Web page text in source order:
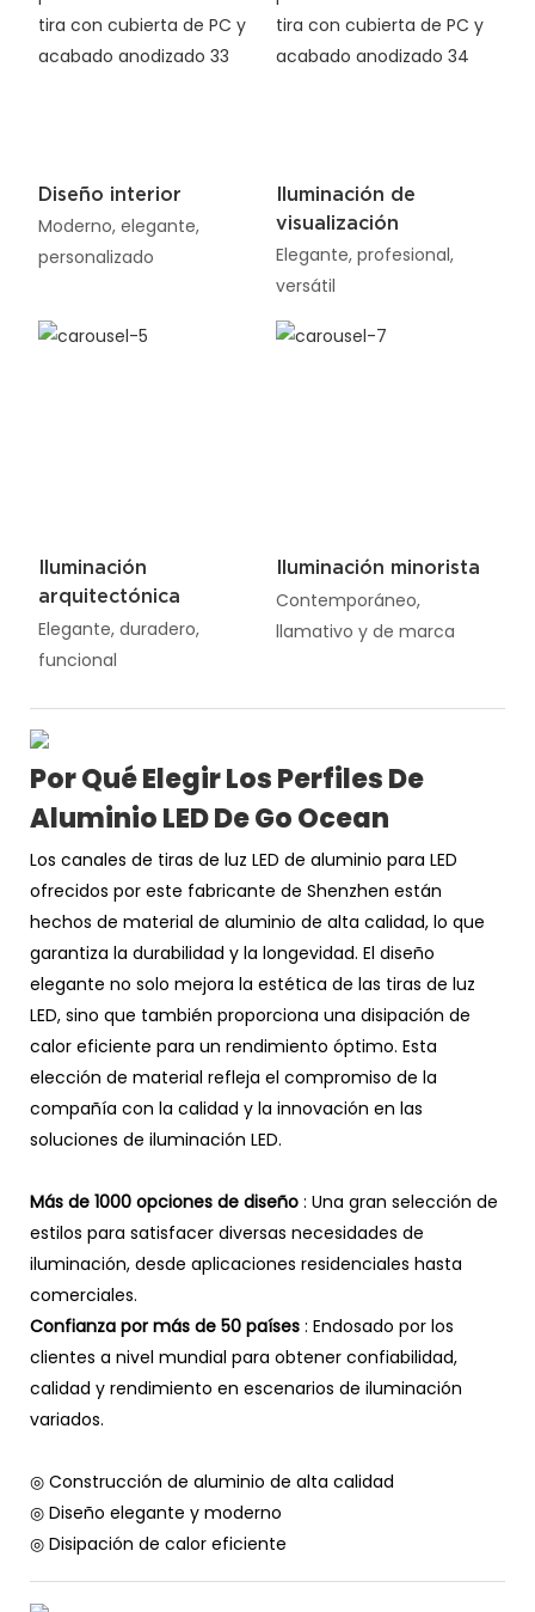
Diseño interior
Moderno, elegante,
personalizado
Iluminación de
visualización
Elegante, profesional,
versátil
Iluminación
arquitectónica
Elegante, duradero,
funcional
Iluminación minorista
Contemporáneo,
llamativo y de marca
Por Qué Elegir Los Perfiles De
Aluminio LED De Go Ocean
Los canales de tiras de luz LED de aluminio para LED
ofrecidos por este fabricante de Shenzhen están
hechos de material de aluminio de alta calidad, lo que
garantiza la durabilidad y la longevidad. El diseño
elegante no solo mejora la estética de las tiras de luz
LED, sino que también proporciona una disipación de
calor eficiente para un rendimiento óptimo. Esta
elección de material refleja el compromiso de la
compañía con la calidad y la innovación en las
soluciones de iluminación LED.
Más de 1000 opciones de diseño : Una gran selección de
estilos para satisfacer diversas necesidades de
iluminación, desde aplicaciones residenciales hasta
comerciales.
Confianza por más de 50 países : Endosado por los
clientes a nivel mundial para obtener confiabilidad,
calidad y rendimiento en escenarios de iluminación
variados.
◎ Construcción de aluminio de alta calidad
◎ Diseño elegante y moderno
◎ Disipación de calor eficiente